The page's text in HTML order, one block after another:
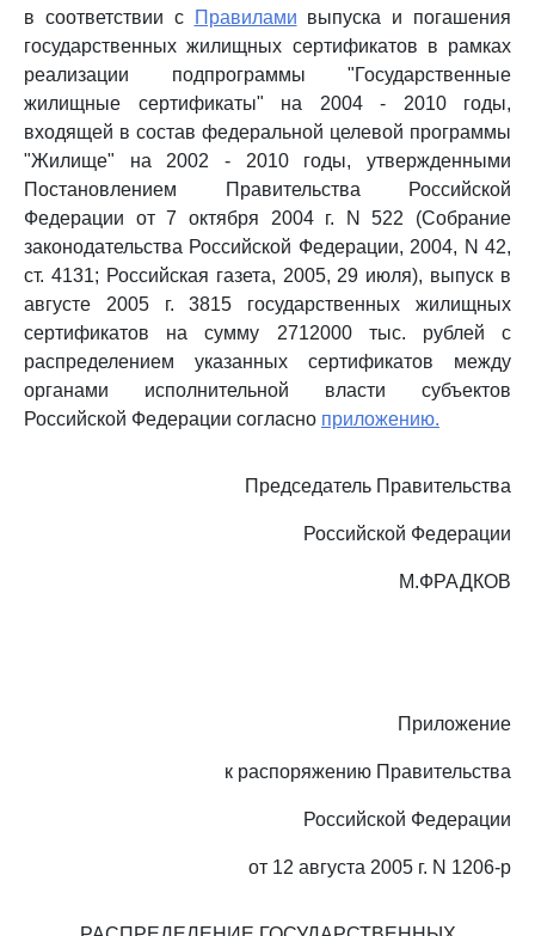
в соответствии с
Правилами выпуска и погашения
государственных жилищных сертификатов в рамках
реализации подпрограммы "Государственные
жилищные сертификаты" на 2004 - 2010 годы,
входящей в состав федеральной целевой программы
"Жилище" на 2002 - 2010 годы, утвержденными
Постановлением Правительства Российской
Федерации от 7 октября 2004 г. N 522 (Собрание
законодательства Российской Федерации, 2004, N 42,
ст. 4131; Российская газета, 2005, 29 июля), выпуск в
августе 2005 г. 3815 государственных жилищных
сертификатов на сумму 2712000 тыс. рублей с
распределением указанных сертификатов между
органами исполнительной власти субъектов
Российской Федерации согласно приложению.
Председатель Правительства
Российской Федерации
М.ФРАДКОВ
Приложение
к распоряжению Правительства
Российской Федерации
от 12 августа 2005 г. N 1206-р